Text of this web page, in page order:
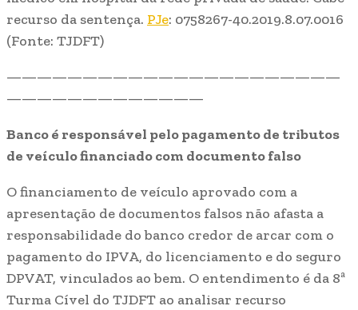
recurso da sentença. PJe: 0758267-40.2019.8.07.0016
(Fonte: TJDFT)
——————————————————————
—————————————
Banco é responsável pelo pagamento de tributos
de veículo financiado com documento falso
O financiamento de veículo aprovado com a
apresentação de documentos falsos não afasta a
responsabilidade do banco credor de arcar com o
pagamento do IPVA, do licenciamento e do seguro
DPVAT, vinculados ao bem. O entendimento é da 8ª
Turma Cível do TJDFT ao analisar recurso